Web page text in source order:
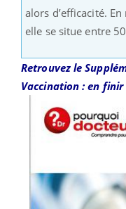
alors d’efficacité.
elle se situe entre
Retrouvez le
Vaccination : en finir